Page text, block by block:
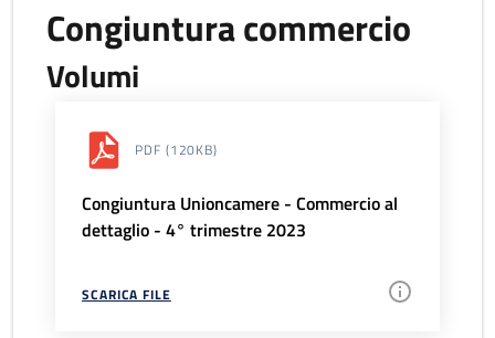
Congiuntura commercio
Volumi
PDF (120KB)
Congiuntura Unioncamere - Commercio al
dettaglio - 4° trimestre 2023
SCARICA FILE